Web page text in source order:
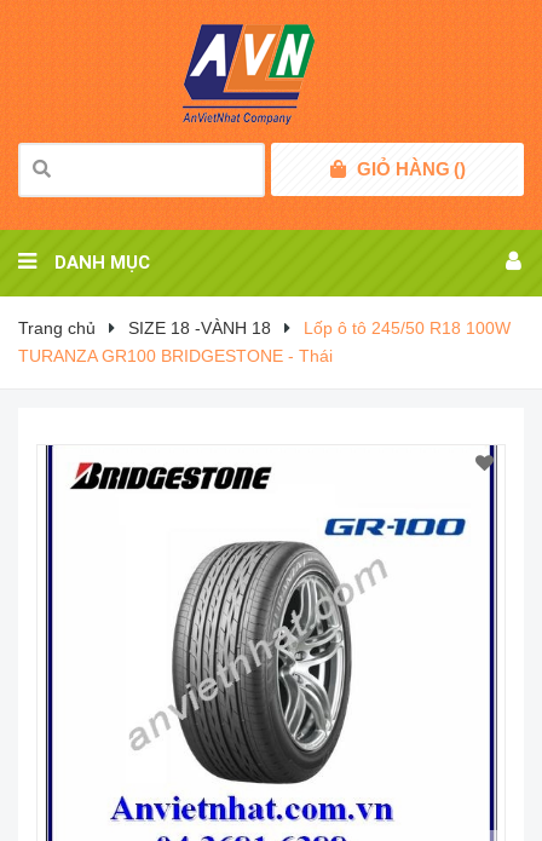
GIỎ HÀNG ()
DANH MỤC
Trang chủ SIZE 18 -VÀNH 18
Lốp ô tô 245/50 R18 100W
TURANZA GR100 BRIDGESTONE - Thái